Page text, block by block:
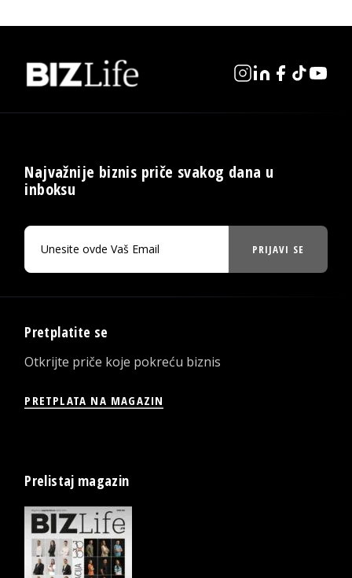
Najvažnije biznis priče svakog dana u
inboksu
PRIJAVI SE
Pretplatite se
Otkrijte priče koje pokreću biznis
PRETPLATA NA MAGAZIN
Prelistaj magazin